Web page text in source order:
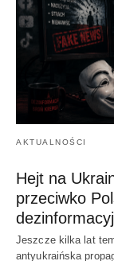
AKTUALNOŚCI
Hejt na
przeciwko
Jeszcze kilka lat
antyukraińska